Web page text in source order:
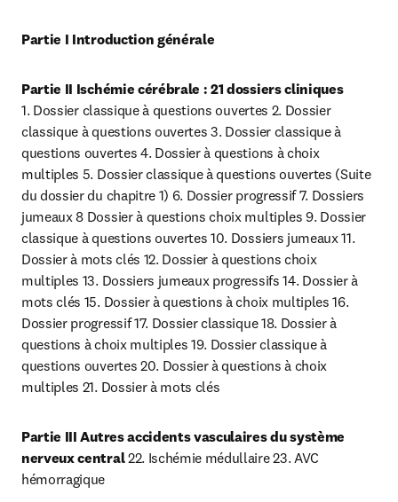
Partie I Introduction générale
Partie II Ischémie cérébrale : 21 dossiers cliniques
1. Dossier classique à questions ouvertes 2. Dossier
classique à questions ouvertes 3. Dossier classique à
questions ouvertes 4. Dossier à questions à choix
multiples 5. Dossier classique à questions ouvertes (Suite
du dossier du chapitre 1) 6. Dossier progressif 7. Dossiers
jumeaux 8 Dossier à questions choix multiples 9. Dossier
classique à questions ouvertes 10. Dossiers jumeaux 11.
Dossier à mots clés 12. Dossier à questions choix
multiples 13. Dossiers jumeaux progressifs 14. Dossier à
mots clés 15. Dossier à questions à choix multiples 16.
Dossier progressif 17. Dossier classique 18. Dossier à
questions à choix multiples 19. Dossier classique à
questions ouvertes 20. Dossier à questions à choix
multiples 21. Dossier à mots clés
Partie III Autres accidents vasculaires du système
nerveux central 22. Ischémie médullaire 23. AVC
hémorragique